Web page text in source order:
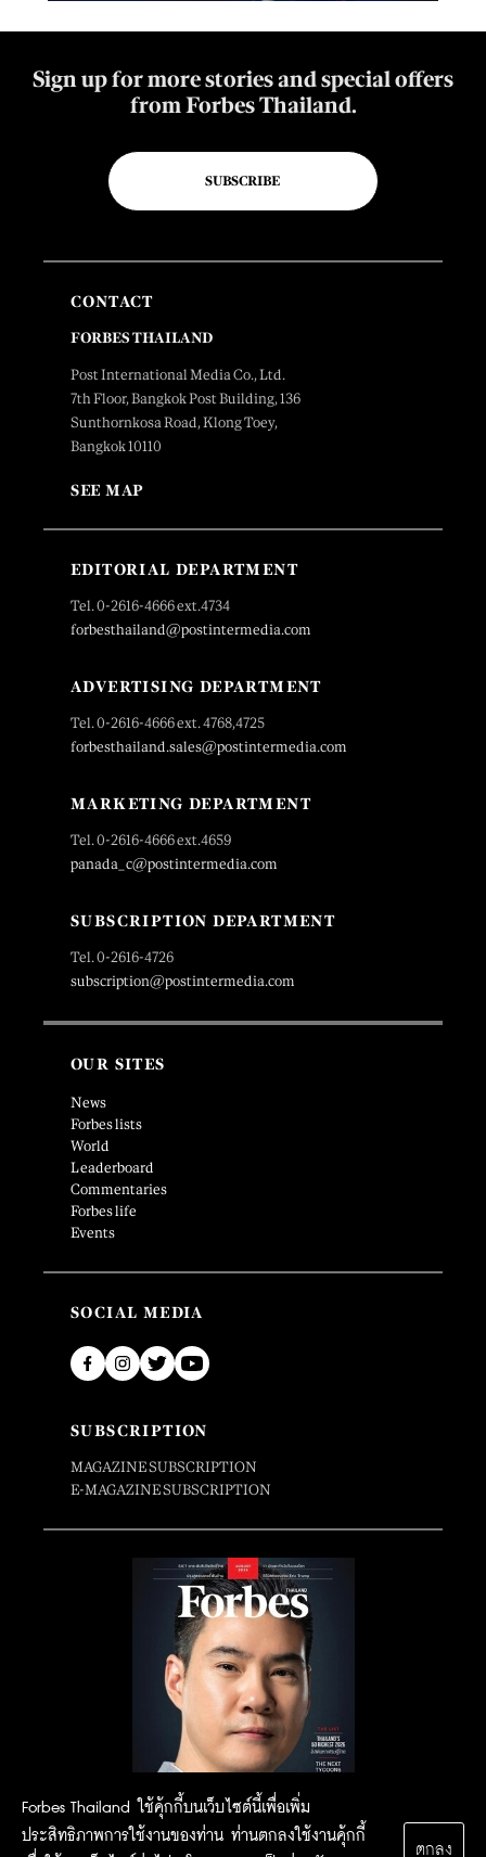
Forbes Thailand ใช้คุ้กกี้บนเว็บไซต์นี้เพื่อเพิ่ม
ประสิทธิภาพการใช้งานของท่าน ท่านตกลงใช้งานคุ้กกี้
ตกลง
Sign up for more stories and special offers
from Forbes Thailand.
SUBSCRIBE
CONTACT
FORBES THAILAND
Post International Media Co., Ltd.
7th Floor, Bangkok Post Building, 136
Sunthornkosa Road, Klong Toey,
Bangkok 10110
SEE MAP
EDITORIAL DEPARTMENT
Tel. 0-2616-4666 ext.4734
forbesthailand@postintermedia.com
ADVERTISING DEPARTMENT
Tel. 0-2616-4666 ext. 4768,4725
forbesthailand.sales@postintermedia.com
MARKETING DEPARTMENT
Tel. 0-2616-4666 ext.4659
panada_c@postintermedia.com
SUBSCRIPTION DEPARTMENT
Tel. 0-2616-4726
subscription@postintermedia.com
OUR SITES
News
Forbes lists
World
Leaderboard
Commentaries
Forbes life
Events
SOCIAL MEDIA
SUBSCRIPTION
MAGAZINE SUBSCRIPTION
E-MAGAZINE SUBSCRIPTION